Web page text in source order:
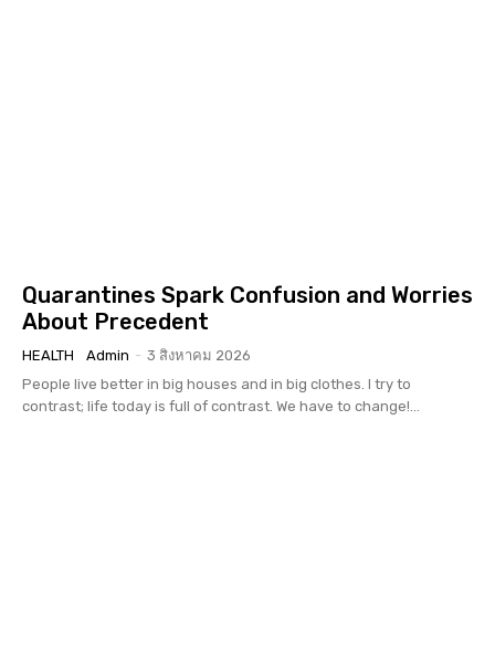
Quarantines Spark Confusion and Worries
About Precedent
HEALTH Admin - 3 สิงหาคม 2026
People live better in big houses and in big clothes. I try to
contrast; life today is full of contrast. We have to change!...